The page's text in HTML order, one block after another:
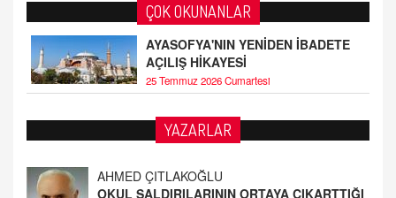
ÇOK OKUNANLAR
AYASOFYA'NIN YENİDEN İBADETE
AÇILIŞ HİKAYESİ
25 Temmuz 2026 Cumartesi
YAZARLAR
AHMED ÇITLAKOĞLU
OKUL SALDIRILARININ ORTAYA ÇIKARTTIĞI
21.4.2026 21:50